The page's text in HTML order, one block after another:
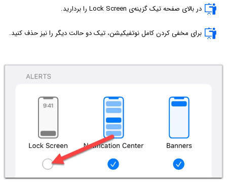
در بالای صفحه تیک گزینه‌ی Lock Screen را بردارید.
برای مخفی کردن کامل نوتفیکیشن، تیک دو حالت دیگر را نیز حذف کنید.